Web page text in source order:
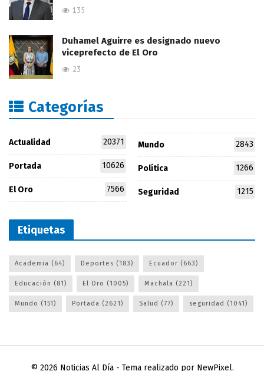
135
Duhamel Aguirre es designado nuevo
viceprefecto de El Oro
23
Categorías
Actualidad 20371
Portada 10626
El Oro 7566
Mundo 2843
Política 1266
Seguridad 1215
Etiquetas
Academia (64) Deportes (183) Ecuador (663)
Educación (81) El Oro (1005) Machala (221)
Mundo (151) Portada (2621) Salud (77) seguridad (1041)
© 2026 Noticias Al Día- Tema realizado por NewPixel.